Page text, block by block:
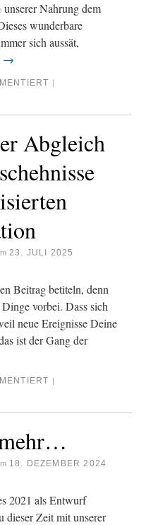
Nahrung dem
wunderbare
sich aussät,
→
|
Abgleich
23. JULI 2025
Beitrag betiteln, denn
vorbei. Dass sich
neue Ereignisse Deine
ist der Gang der
|
18. DEZEMBER 2024
2021 als Entwurf
dieser Zeit mit unserer